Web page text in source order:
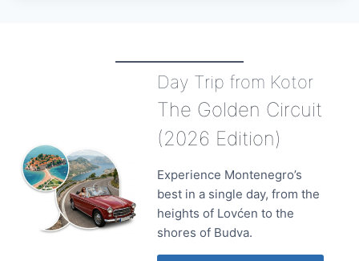
Day Trip from Kotor
The Golden Circuit
(2026 Edition)
Experience Montenegro’s
best in a single day, from the
heights of Lovćen to the
shores of Budva.